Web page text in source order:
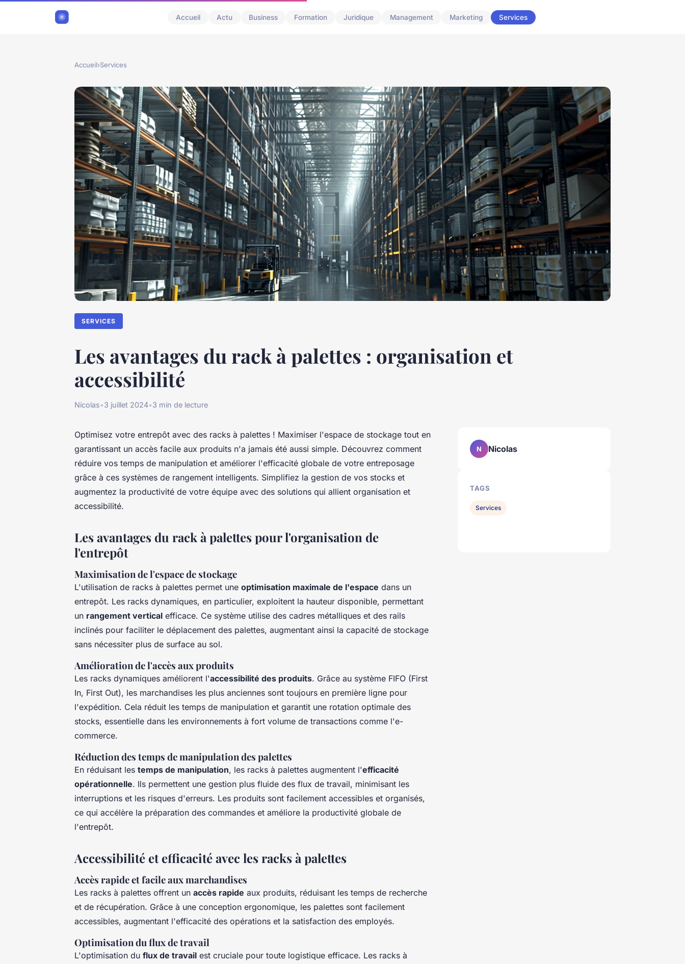
Accueil Actu Business Formation Juridique Management Marketing Services
Accueil›Services
SERVICES
Les avantages du rack à palettes : organisation et
accessibilité
Nicolas•3 juillet 2024•3 min de lecture
Optimisez votre entrepôt avec des racks à palettes ! Maximiser l'espace de stockage tout en
garantissant un accès facile aux produits n'a jamais été aussi simple. Découvrez comment
réduire vos temps de manipulation et améliorer l'efficacité globale de votre entreposage
grâce à ces systèmes de rangement intelligents. Simplifiez la gestion de vos stocks et
augmentez la productivité de votre équipe avec des solutions qui allient organisation et
accessibilité.
Les avantages du rack à palettes pour l'organisation de
l'entrepôt
Maximisation de l'espace de stockage
L'utilisation de racks à palettes permet une optimisation maximale de l'espace dans un
entrepôt. Les racks dynamiques, en particulier, exploitent la hauteur disponible, permettant
un rangement vertical efficace. Ce système utilise des cadres métalliques et des rails
inclinés pour faciliter le déplacement des palettes, augmentant ainsi la capacité de stockage
sans nécessiter plus de surface au sol.
Amélioration de l'accès aux produits
Les racks dynamiques améliorent l'accessibilité des produits. Grâce au système FIFO (First
In, First Out), les marchandises les plus anciennes sont toujours en première ligne pour
l'expédition. Cela réduit les temps de manipulation et garantit une rotation optimale des
stocks, essentielle dans les environnements à fort volume de transactions comme l'e-
commerce.
Réduction des temps de manipulation des palettes
En réduisant les temps de manipulation, les racks à palettes augmentent l'efficacité
opérationnelle. Ils permettent une gestion plus fluide des flux de travail, minimisant les
interruptions et les risques d'erreurs. Les produits sont facilement accessibles et organisés,
ce qui accélère la préparation des commandes et améliore la productivité globale de
l'entrepôt.
Accessibilité et efficacité avec les racks à palettes
Accès rapide et facile aux marchandises
Les racks à palettes offrent un accès rapide aux produits, réduisant les temps de recherche
et de récupération. Grâce à une conception ergonomique, les palettes sont facilement
accessibles, augmentant l'efficacité des opérations et la satisfaction des employés.
Optimisation du flux de travail
L'optimisation du flux de travail est cruciale pour toute logistique efficace. Les racks à
N Nicolas
TAGS
Services